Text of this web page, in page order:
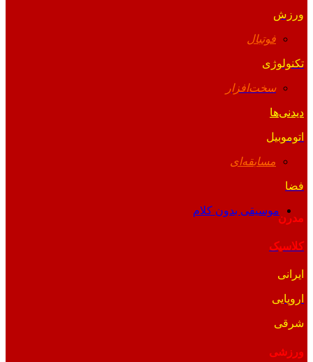
ورزش
فوتبال
تکنولوژی
سخت‌افزار
دیدنی‌ها
اتوموبیل
مسابقه‌ای
فضا
موسیقی بدون کلام
مدرن
کلاسیک
ایرانی
اروپایی
شرقی
ورزشی